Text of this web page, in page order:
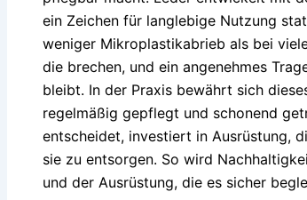
ein Zeichen für langlebige Nutzung
weniger Mikroplastikabrieb als bei
die brechen, und ein angenehmes
bleibt. In der Praxis bewährt sich
regelmäßig gepflegt und schonend
entscheidet, investiert in Ausrüstung,
sie zu entsorgen. So wird
und der Ausrüstung, die es sicher